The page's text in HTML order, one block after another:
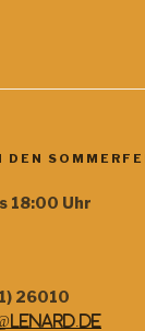
18:00 Uhr
26010